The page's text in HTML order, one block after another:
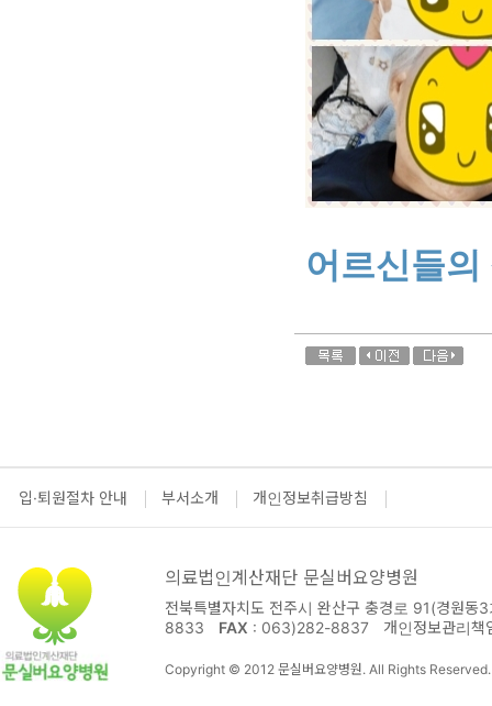
어르신들
입·퇴원절차 안내 부서소개 개인정보취급방침
의료법인계산재단 문실버요양병원
전북특별자치도 전주시 완산구 충경로 91(경원동
8833
FAX : 063)282-8837 개인정보관리책
Copyright © 2012 문실버요양병원. All Rights Reserved.